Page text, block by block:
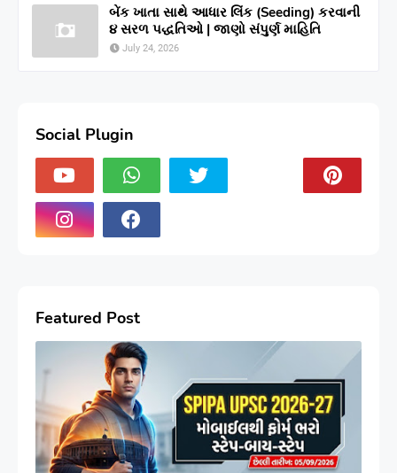
બેંક ખાતા સાથે આધાર લિંક (Seeding) કરવાની
૪ સરળ પદ્ધતિઓ | જાણો સંપુર્ણ માહિતિ
July 24, 2026
Social Plugin
Featured Post